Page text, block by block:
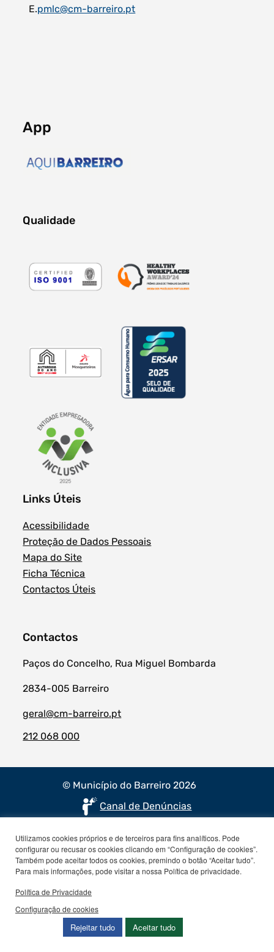
E.pmlc@cm-barreiro.pt
App
Qualidade
Links Úteis
Acessibilidade
Proteção de Dados Pessoais
Mapa do Site
Ficha Técnica
Contactos Úteis
Contactos
Paços do Concelho, Rua Miguel Bombarda
2834-005 Barreiro
geral@cm-barreiro.pt
212 068 000
© Município do Barreiro 2026
Canal de Denúncias
Utilizamos cookies próprios e de terceiros para fins analíticos. Pode
configurar ou recusar os cookies clicando em “Configuração de cookies”.
Também pode aceitar todos os cookies, premindo o botão “Aceitar tudo”.
Para mais informações, pode visitar a nossa Política de privacidade.
Política de Privacidade
Configuração de cookies
Rejeitar tudo Aceitar tudo